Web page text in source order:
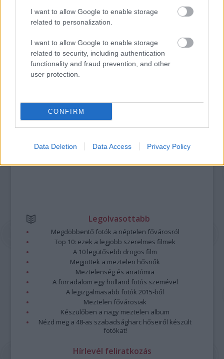
I want to allow Google to enable storage
related to personalization.
I want to allow Google to enable storage
related to security, including authentication
functionality and fraud prevention, and other
user protection.
CONFIRM
Data Deletion Data Access Privacy Policy
TERMÉSZETFELETTI ERŐK ÉS ELFELEDETT
TITKOK: ITT A SHELBY OAKS – A GONOSZ
NYOMÁBAN MAGYAR ELŐZETESE
A bejegyzés trackback címe:
https://kulturpart.hu/api/trackback/id/7905024
minősülnek, értük aszolgáltatás technikai
nem vállal, azokat nem ellenőrzi. Kifogás esetén forduljon a blog szerkesztőjéhez.
Legolvasottabb
Megdöbbentő fotók a néptelen fővárosról
Top 10: ezek a legjobb szerelmes filmek
A 10 legütősebb drogos film
Megjöttek a meztelen hősnők
Meztelenség és anatómia
A forradalom egy holland fotós szemével
A legizgalmasabb fotók 2015-ből
Meztelen fővárosiak
Készülőben a nagy meztelen album
Nézd meg a 48-as szabadságharc hőseiről készült
fotókat!
Hírlevél feliratkozás